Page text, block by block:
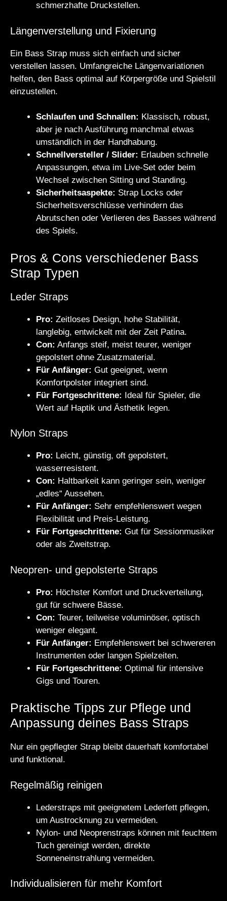
schmerzhafte Druckstellen.
Längenverstellung und Fixierung
Ein Bass Strap muss sich einfach und sicher
verstellen lassen. Umfangreiche Längenvariationen
helfen, den Bass optimal auf Körpergröße und Spielstil
einzustellen.
Schlaufen und Schnallen: Klassisch, robust,
aber je nach Ausführung manchmal etwas
umständlich in der Handhabung.
Schnellversteller / Slider: Erlauben schnelle
Anpassungen, etwa im Live-Set oder beim
Wechsel zwischen Sitting und Standing.
Sicherheitsaspekte: Strap Locks oder
Sicherheitsverschlüsse verhindern das
Abrutschen oder Verlieren des Basses während
des Spiels.
Pros & Cons verschiedener Bass
Strap Typen
Leder Straps
Pro: Zeitloses Design, hohe Stabilität,
langlebig, entwickelt mit der Zeit Patina.
Con: Anfangs steif, meist teurer, weniger
gepolstert ohne Zusatzmaterial.
Für Anfänger: Gut geeignet, wenn
Komfortpolster integriert sind.
Für Fortgeschrittene: Ideal für Spieler, die
Wert auf Haptik und Ästhetik legen.
Nylon Straps
Pro: Leicht, günstig, oft gepolstert,
wasserresistent.
Con: Haltbarkeit kann geringer sein, weniger
„edles“ Aussehen.
Für Anfänger: Sehr empfehlenswert wegen
Flexibilität und Preis-Leistung.
Für Fortgeschrittene: Gut für Sessionmusiker
oder als Zweitstrap.
Neopren- und gepolsterte Straps
Pro: Höchster Komfort und Druckverteilung,
gut für schwere Bässe.
Con: Teurer, teilweise voluminöser, optisch
weniger elegant.
Für Anfänger: Empfehlenswert bei schwereren
Instrumenten oder langen Spielzeiten.
Für Fortgeschrittene: Optimal für intensive
Gigs und Touren.
Praktische Tipps zur Pflege und
Anpassung deines Bass Straps
Nur ein gepflegter Strap bleibt dauerhaft komfortabel
und funktional.
Regelmäßig reinigen
Lederstraps mit geeignetem Lederfett pflegen,
um Austrocknung zu vermeiden.
Nylon- und Neoprenstraps können mit feuchtem
Tuch gereinigt werden, direkte
Sonneneinstrahlung vermeiden.
Individualisieren für mehr Komfort